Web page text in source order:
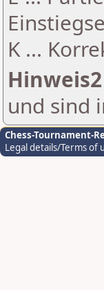
K ...
Hinweis2
und sind
Chess-Tournament-
Legal details/Terms of